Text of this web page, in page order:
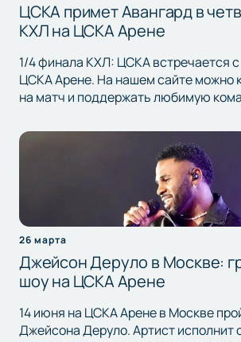
ЦСКА примет Авангард в
КХЛ на ЦСКА Арене
1/4 финала КХЛ: ЦСКА встречается
ЦСКА Арене. На нашем сайте можно
на матч и поддержать любимую
26 марта
Джейсон Деруло в Москве:
шоу на ЦСКА Арене
14 июня на ЦСКА Арене в Москве
Джейсона Деруло. Артист исполнит